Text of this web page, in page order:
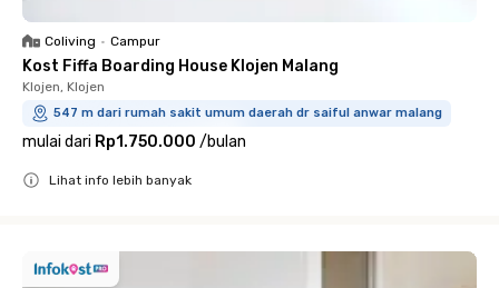
Coliving • Campur
Kost Fiffa Boarding House Klojen Malang
Klojen, Klojen
547 m dari rumah sakit umum daerah dr saiful anwar malang
mulai dari Rp1.750.000 /bulan
Lihat info lebih banyak